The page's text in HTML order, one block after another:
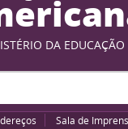
DA EDUCAÇÃO
Sala de